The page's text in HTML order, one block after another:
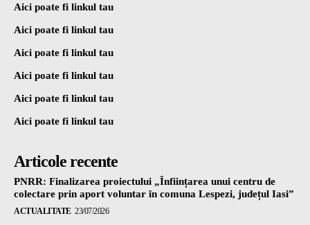
Aici poate fi linkul tau
Aici poate fi linkul tau
Aici poate fi linkul tau
Aici poate fi linkul tau
Aici poate fi linkul tau
Aici poate fi linkul tau
Articole recente
PNRR: Finalizarea proiectului „Înființarea unui centru de
colectare prin aport voluntar în comuna Lespezi, județul Iasi”
ACTUALITATE 23/07/2026